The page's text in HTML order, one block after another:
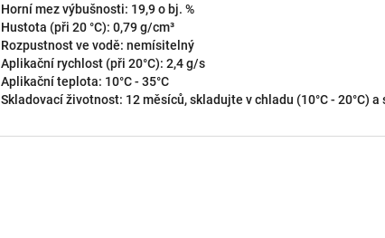
Horní mez výbušnosti: 19,9 o bj. %
Hustota (při 20 °C): 0,79 g/cm³
Rozpustnost ve vodě: nemísitelný
Aplikační rychlost (při 20°C): 2,4 g/s
Aplikační teplota: 10°C - 35°C
Skladovací životnost: 12 měsíců, skladujte v chladu (10°C - 20°C) a